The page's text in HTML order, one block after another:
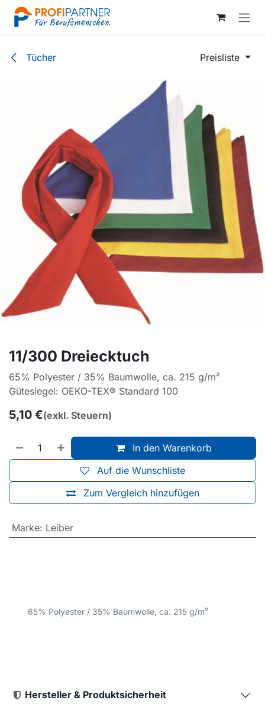
Zum Inhalt springen
Tücher Preisliste
11/300 Dreiecktuch
65% Polyester / 35% Baumwolle, ca. 215 g/m²
Gütesiegel: OEKO-TEX® Standard 100
5,10 €(exkl. Steuern)
In den Warenkorb
Zum Vergleich hinzufügen
Auf die Wunschliste
Marke: Leiber
65% Polyester / 35% Baumwolle, ca. 215 g/m²
Hersteller & Produktsicherheit